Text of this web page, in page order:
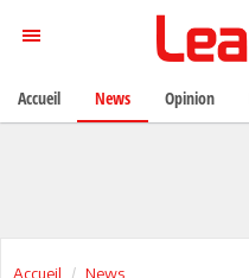
Accueil News
Accueil News Opinion